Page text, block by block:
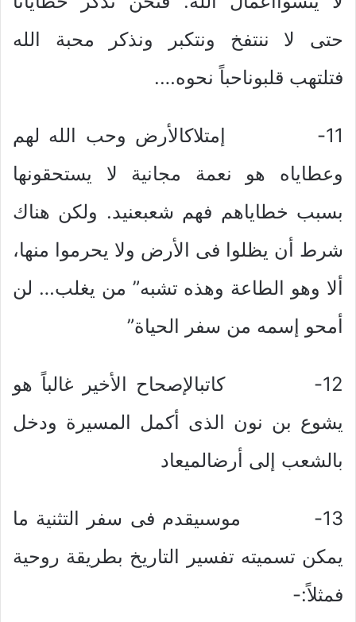
حتى لا ننتفخ ونتكبر ونذكر محبة الله
فتلتهب قلبوناحباً نحوه….
11- إمتلاكالأرض وحب الله لهم
وعطاياه هو نعمة مجانية لا يستحقونها
بسبب خطاياهم فهم شعبعنيد. ولكن هناك
شرط أن يظلوا فى الأرض ولا يحرموا منها،
ألا وهو الطاعة وهذه تشبه” من يغلب… لن
أمحو إسمه من سفر الحياة”
12- كاتبالإصحاح الأخير غالباً هو
يشوع بن نون الذى أكمل المسيرة ودخل
بالشعب إلى أرضالميعاد
13- موسىيقدم فى سفر التثنية ما
يمكن تسميته تفسير التاريخ بطريقة روحية
فمثلاً:-